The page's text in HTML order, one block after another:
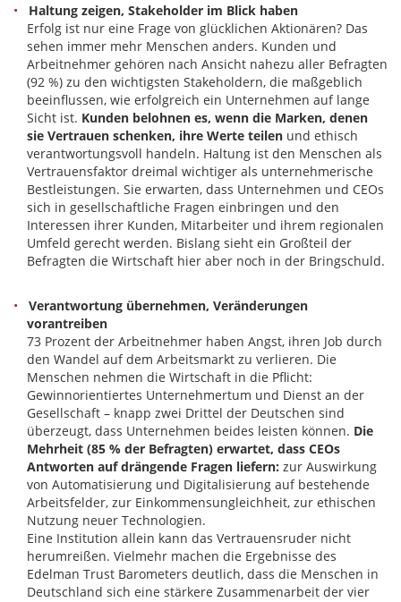
Haltung zeigen, Stakeholder im Blick haben
Erfolg ist nur eine Frage von glücklichen Aktionären? Das
sehen immer mehr Menschen anders. Kunden und
Arbeitnehmer gehören nach Ansicht nahezu aller Befragten
(92 %) zu den wichtigsten Stakeholdern, die maßgeblich
beeinflussen, wie erfolgreich ein Unternehmen auf lange
Sicht ist. Kunden belohnen es, wenn die Marken, denen
sie Vertrauen schenken, ihre Werte teilen und ethisch
verantwortungsvoll handeln. Haltung ist den Menschen als
Vertrauensfaktor dreimal wichtiger als unternehmerische
Bestleistungen. Sie erwarten, dass Unternehmen und CEOs
sich in gesellschaftliche Fragen einbringen und den
Interessen ihrer Kunden, Mitarbeiter und ihrem regionalen
Umfeld gerecht werden. Bislang sieht ein Großteil der
Befragten die Wirtschaft hier aber noch in der Bringschuld.
Verantwortung übernehmen, Veränderungen
vorantreiben
73 Prozent der Arbeitnehmer haben Angst, ihren Job durch
den Wandel auf dem Arbeitsmarkt zu verlieren. Die
Menschen nehmen die Wirtschaft in die Pflicht:
Gewinnorientiertes Unternehmertum und Dienst an der
Gesellschaft – knapp zwei Drittel der Deutschen sind
überzeugt, dass Unternehmen beides leisten können. Die
Mehrheit (85 % der Befragten) erwartet, dass CEOs
Antworten auf drängende Fragen liefern: zur Auswirkung
von Automatisierung und Digitalisierung auf bestehende
Arbeitsfelder, zur Einkommensungleichheit, zur ethischen
Nutzung neuer Technologien.
Eine Institution allein kann das Vertrauensruder nicht
herumreißen. Vielmehr machen die Ergebnisse des
Edelman Trust Barometers deutlich, dass die Menschen in
Deutschland sich eine stärkere Zusammenarbeit der vier